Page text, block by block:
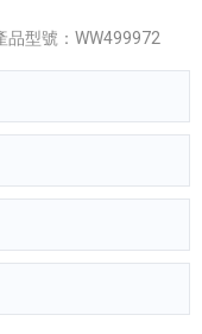
品型號：WW499972